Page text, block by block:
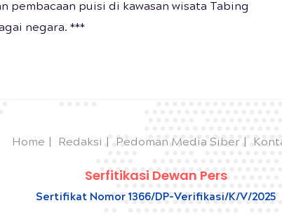
pembacaan puisi di kawasan wisata Tabing
negara. ***
Home Redaksi Pedoman Media Siber
Serfitikasi Dewan Pers
Sertifikat Nomor 1366/DP-Verifikasi/K/V/2025